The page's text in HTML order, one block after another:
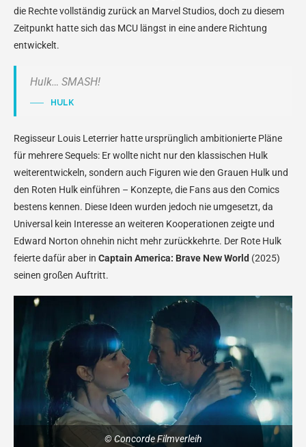
die Rechte vollständig zurück an Marvel Studios, doch zu diesem
Zeitpunkt hatte sich das MCU längst in eine andere Richtung
entwickelt.
Hulk… SMASH!
HULK
Regisseur Louis Leterrier hatte ursprünglich ambitionierte Pläne
für mehrere Sequels: Er wollte nicht nur den klassischen Hulk
weiterentwickeln, sondern auch Figuren wie den Grauen Hulk und
den Roten Hulk einführen – Konzepte, die Fans aus den Comics
bestens kennen. Diese Ideen wurden jedoch nie umgesetzt, da
Universal kein Interesse an weiteren Kooperationen zeigte und
Edward Norton ohnehin nicht mehr zurückkehrte. Der Rote Hulk
feierte dafür aber in Captain America: Brave New World (2025)
seinen großen Auftritt.
© Concorde Filmverleih